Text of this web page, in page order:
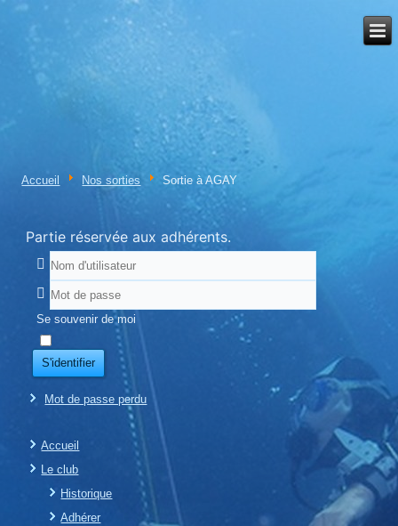
Accueil Nos sorties Sortie à AGAY
Partie réservée aux adhérents.
Se souvenir de moi
S'identifier
Mot de passe perdu
Accueil
Le club
Historique
Adhérer